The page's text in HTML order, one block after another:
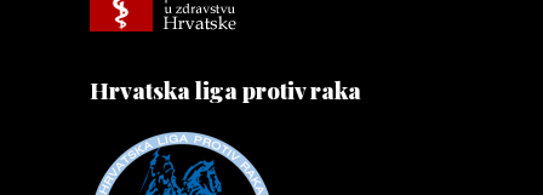
Hrvatska liga protiv raka